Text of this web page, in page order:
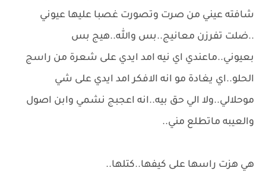
شافته عيني من صرت وتصورت غصبا عليها عيوني
..ضلت تفرزن معانيج..بس والله..هيج بس
بعيوني..ماعندي اي نيه امد ايدي على شعرة من راسج
الحلو..اي يغادة مو انه الافكر امد ايدي على شي
موحلالي..ولا الي حق بيه..انه اعجبج نشمي وابن اصول
والعيبه ماتطلع مني..
هي هزت راسها على كيفها..كتلها..